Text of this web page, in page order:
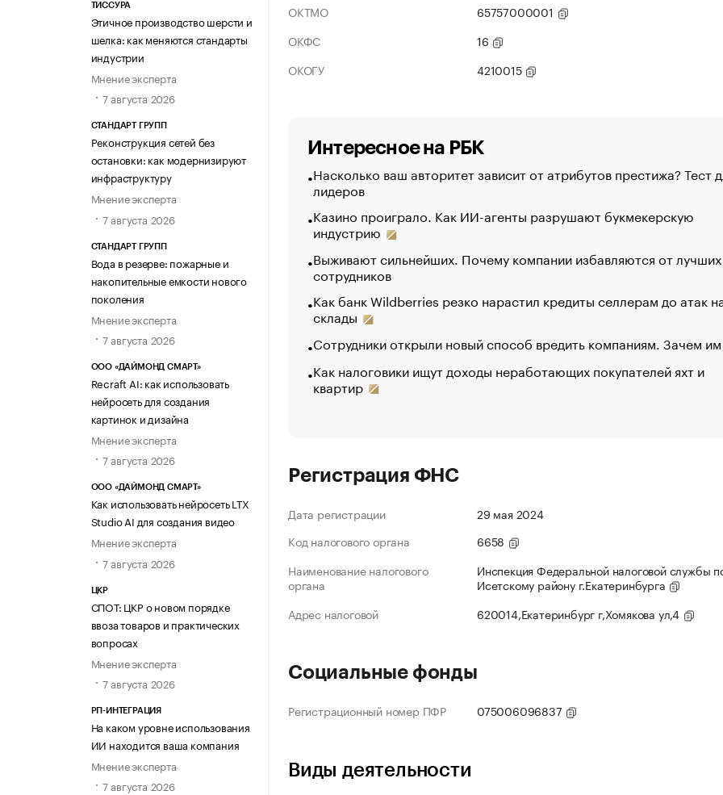
ТИССУРА
Этичное производство шерсти и
шелка: как меняются стандарты
индустрии
Мнение эксперта
7 августа 2026
СТАНДАРТ ГРУПП
Реконструкция сетей без
остановки: как модернизируют
инфраструктуру
Мнение эксперта
7 августа 2026
СТАНДАРТ ГРУПП
Вода в резерве: пожарные и
накопительные емкости нового
поколения
Мнение эксперта
7 августа 2026
ООО «ДАЙМОНД СМАРТ»
Recraft AI: как использовать
нейросеть для создания
картинок и дизайна
Мнение эксперта
7 августа 2026
ООО «ДАЙМОНД СМАРТ»
Как использовать нейросеть LTX
Studio AI для создания видео
Мнение эксперта
7 августа 2026
ЦКР
СПОТ: ЦКР о новом порядке
ввоза товаров и практических
вопросах
Мнение эксперта
7 августа 2026
РП-ИНТЕГРАЦИЯ
На каком уровне использования
ИИ находится ваша компания
Мнение эксперта
7 августа 2026
ОКТМО
65757000001
ОКФС
16
ОКОГУ
4210015
Интересное на РБК
Насколько ваш авторитет зависит от атрибутов престижа? Тест
лидеров
Казино проиграло. Как ИИ-агенты разрушают букмекерскую
индустрию
Выживают сильнейших. Почему компании избавляются от лучших
сотрудников
Как банк Wildberries резко нарастил кредиты селлерам до атак
склады
Сотрудники открыли новый способ вредить компаниям. Зачем
Как налоговики ищут доходы неработающих покупателей яхт и
квартир
Регистрация ФНС
Дата регистрации
29 мая 2024
Код налогового органа
6658
Наименование налогового
органа
Инспекция Федеральной налоговой службы
Исетскому району г.Екатеринбурга
Адрес налоговой
620014,Екатеринбург г,Хомякова ул,4
Социальные фонды
Регистрационный номер ПФР 075006096837
Виды деятельности